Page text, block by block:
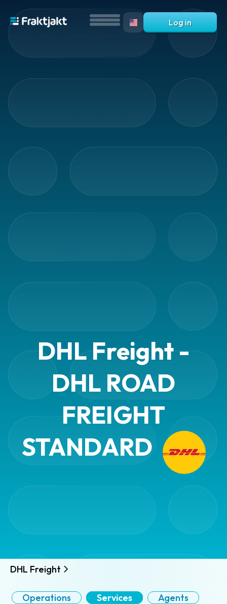
Log in
DHL Freight -
DHL ROAD
FREIGHT
STANDARD
DHL Freight
Operations Services Agents